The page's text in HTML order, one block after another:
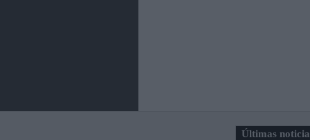
Últimas